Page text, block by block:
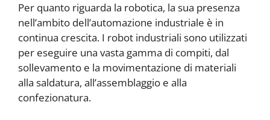
Per quanto riguarda la robotica, la sua presenza
nell’ambito dell’automazione industriale è in
continua crescita. I robot industriali sono utilizzati
per eseguire una vasta gamma di compiti, dal
sollevamento e la movimentazione di materiali
alla saldatura, all’assemblaggio e alla
confezionatura.